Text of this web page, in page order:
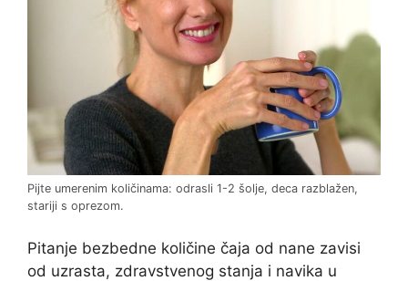
Pijte umerenim količinama: odrasli 1-2 šolje, deca razblažen,
stariji s oprezom.
Pitanje bezbedne količine čaja od nane zavisi
od uzrasta, zdravstvenog stanja i navika u